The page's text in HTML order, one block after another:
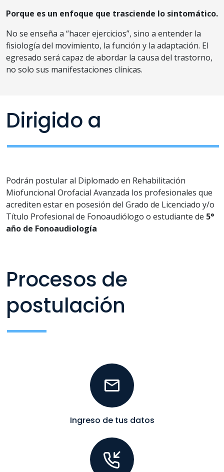
Porque es un enfoque que trasciende lo sintomático.
No se enseña a “hacer ejercicios”, sino a entender la
fisiología del movimiento, la función y la adaptación. El
egresado será capaz de abordar la causa del trastorno,
no solo sus manifestaciones clínicas.
Podrán postular al Diplomado en Rehabilitación
Miofuncional Orofacial Avanzada los profesionales que
acrediten estar en posesión del Grado de Licenciado y/o
Título Profesional de Fonoaudiólogo o estudiante de 5°
año de Fonoaudiología
Dirigido a
Procesos de
postulación
Ingreso de tus datos